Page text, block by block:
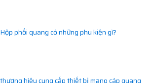
Hộp phối quang có những phu kiện gì?
thương hiệu cung cấp thiết bị mạng cáp quang